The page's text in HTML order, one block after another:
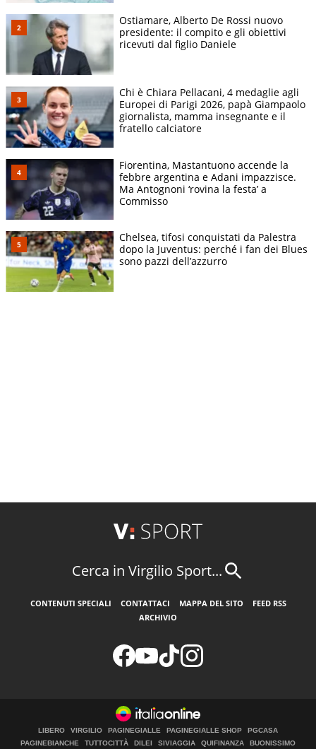
Ostiamare, Alberto De Rossi nuovo
presidente: il compito e gli obiettivi
ricevuti dal figlio Daniele
Chi è Chiara Pellacani, 4 medaglie agli
Europei di Parigi 2026, papà Giampaolo
giornalista, mamma insegnante e il
fratello calciatore
Fiorentina, Mastantuono accende la
febbre argentina e Adani impazzisce.
Ma Antognoni ‘rovina la festa’ a
Commisso
Chelsea, tifosi conquistati da Palestra
dopo la Juventus: perché i fan dei Blues
sono pazzi dell’azzurro
Cerca in Virgilio Sport...
CONTENUTI SPECIALI CONTATTACI MAPPA DEL SITO
FEED RSS
ARCHIVIO
LIBERO VIRGILIO PAGINEGIALLE PAGINEGIALLE SHOP
PGCASA
PAGINEBIANCHE
TUTTOCITTÀ DILEI SIVIAGGIA QUIFINANZA BUONISSIMO